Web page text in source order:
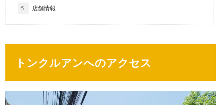
5. 店舗情報
トンクルアンへのアクセス